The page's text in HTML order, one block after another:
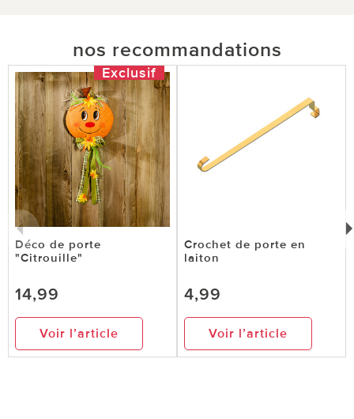
nos recommandations
Exclusif
Déco de porte
"Citrouille"
14,99
Voir l’article
Crochet de porte en
laiton
4,99
Voir l’article